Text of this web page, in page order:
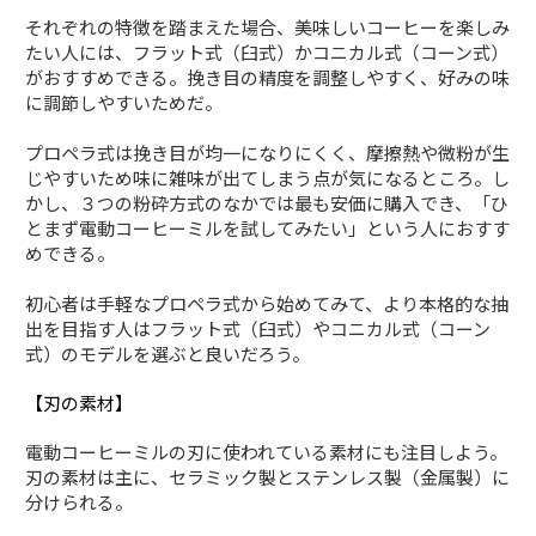
それぞれの特徴を踏まえた場合、美味しいコーヒーを楽しみ
たい人には、フラット式（臼式）かコニカル式（コーン式）
がおすすめできる。挽き目の精度を調整しやすく、好みの味
に調節しやすいためだ。
プロペラ式は挽き目が均一になりにくく、摩擦熱や微粉が生
じやすいため味に雑味が出てしまう点が気になるところ。し
かし、３つの粉砕方式のなかでは最も安価に購入でき、「ひ
とまず電動コーヒーミルを試してみたい」という人におすす
めできる。
初心者は手軽なプロペラ式から始めてみて、より本格的な抽
出を目指す人はフラット式（臼式）やコニカル式（コーン
式）のモデルを選ぶと良いだろう。
【刃の素材】
電動コーヒーミルの刃に使われている素材にも注目しよう。
刃の素材は主に、セラミック製とステンレス製（金属製）に
分けられる。